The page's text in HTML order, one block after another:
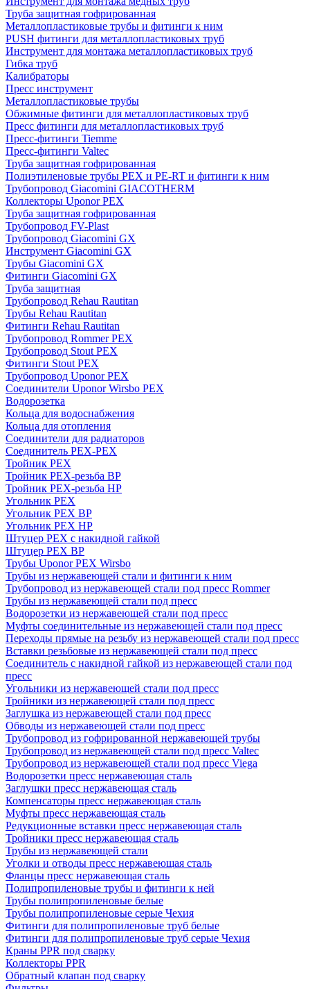
Труба защитная гофрированная
Металлопластиковые трубы и фитинги к ним
PUSH фитинги для металлопластиковых труб
Инструмент для монтажа металлопластиковых труб
Гибка труб
Калибраторы
Пресс инструмент
Металлопластиковые трубы
Обжимные фитинги для металлопластиковых труб
Пресс фитинги для металлопластиковых труб
Пресс-фитинги Tiemme
Пресс-фитинги Valtec
Труба защитная гофрированная
Полиэтиленовые трубы PEX и PE-RT и фитинги к ним
Трубопровод Giacomini GIACOTHERM
Коллекторы Uponor PEX
Труба защитная гофрированная
Трубопровод FV-Plast
Трубопровод Giacomini GX
Инструмент Giacomini GX
Трубы Giacomini GX
Фитинги Giacomini GX
Труба защитная
Трубопровод Rehau Rautitan
Трубы Rehau Rautitan
Фитинги Rehau Rautitan
Трубопровод Rommer PEX
Трубопровод Stout PEX
Фитинги Stout PEX
Трубопровод Uponor PEX
Соединители Uponor Wirsbo PEX
Водорозетка
Кольца для водоснабжения
Кольца для отопления
Соединители для радиаторов
Соединитель PEX-PEX
Тройник PEX
Тройник PEX-резьба ВР
Тройник PEX-резьба НР
Угольник PEX
Угольник PEX ВР
Угольник PEX НР
Штуцер PEX c накидной гайкой
Штуцер PEX ВР
Трубы Uponor PEX Wirsbo
Трубы из нержавеющей стали и фитинги к ним
Трубопровод из нержавеющей стали под пресс Rommer
Трубы из нержавеющей стали под пресс
Водорозетки из нержавеющей стали под пресс
Муфты соединительные из нержавеющей стали под пресс
Переходы прямые на резьбу из нержавеющей стали под пресс
Вставки резьбовые из нержавеющей стали под пресс
Соединитель с накидной гайкой из нержавеющей стали под
пресс
Угольники из нержавеющей стали под пресс
Тройники из нержавеющей стали под пресс
Заглушка из нержавеющей стали под пресс
Обводы из нержавеющей стали под пресс
Трубопровод из гофрированной нержавеющей трубы
Трубопровод из нержавеющей стали под пресс Valtec
Трубопровод из нержавеющей стали под пресс Viega
Водорозетки пресс нержавеющая сталь
Заглушки пресс нержавеющая сталь
Компенсаторы пресс нержавеющая сталь
Муфты пресс нержавеющая сталь
Редукционные вставки пресс нержавеющая сталь
Тройники пресс нержавеющая сталь
Трубы из нержавеющей стали
Уголки и отводы пресс нержавеющая сталь
Фланцы пресс нержавеющая сталь
Полипропиленовые трубы и фитинги к ней
Трубы полипропиленовые белые
Трубы полипропиленовые серые Чехия
Фитинги для полипропиленовые труб белые
Фитинги для полипропиленовые труб серые Чехия
Краны PPR под сварку
Коллекторы PPR
Обратный клапан под сварку